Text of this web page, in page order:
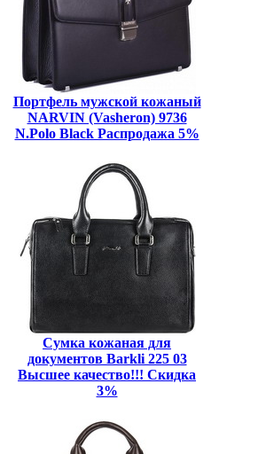
Портфель мужской кожаный
NARVIN (Vasheron) 9736
N.Polo Black Распродажа 5%
Сумка кожаная для
документов Barkli 225 03
Высшее качество!!! Скидка
3%